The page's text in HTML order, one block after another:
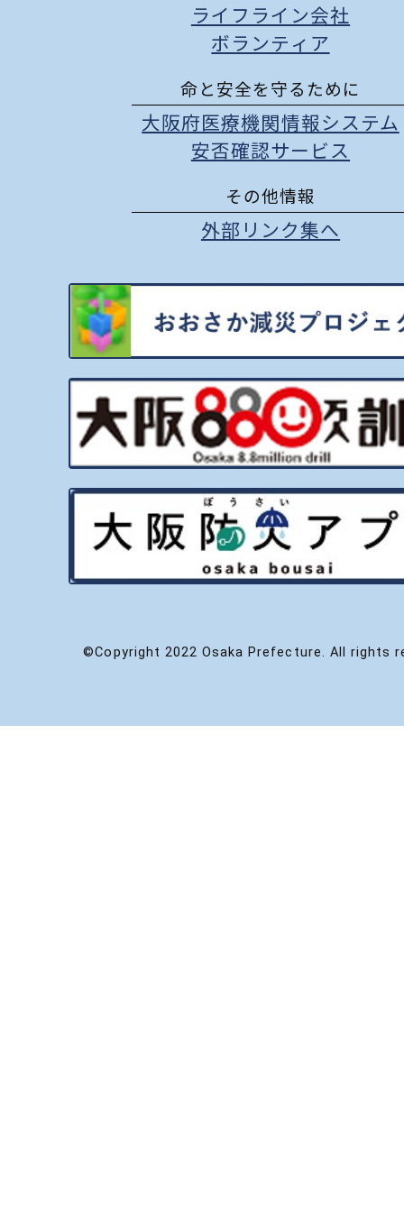
ライフライン会社
ボランティア
命と安全を守るために
大阪府医療機関情報システム
安否確認サービス
その他情報
外部リンク集へ
©Copyright 2022 Osaka Prefecture. All rights